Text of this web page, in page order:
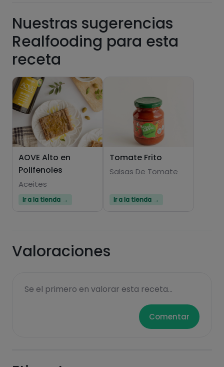
Hazte PLUS para ver la información nutricional
de las recetas, y desbloquear muchas más
Pásate al PLUS
Nuestras sugerencias
Realfooding para esta
receta
AOVE Alto en
Polifenoles
Aceites
Ir a la tienda →
Tomate Frito
Salsas De Tomate
Ir a la tienda →
Valoraciones
Se el primero en valorar esta receta...
Comentar